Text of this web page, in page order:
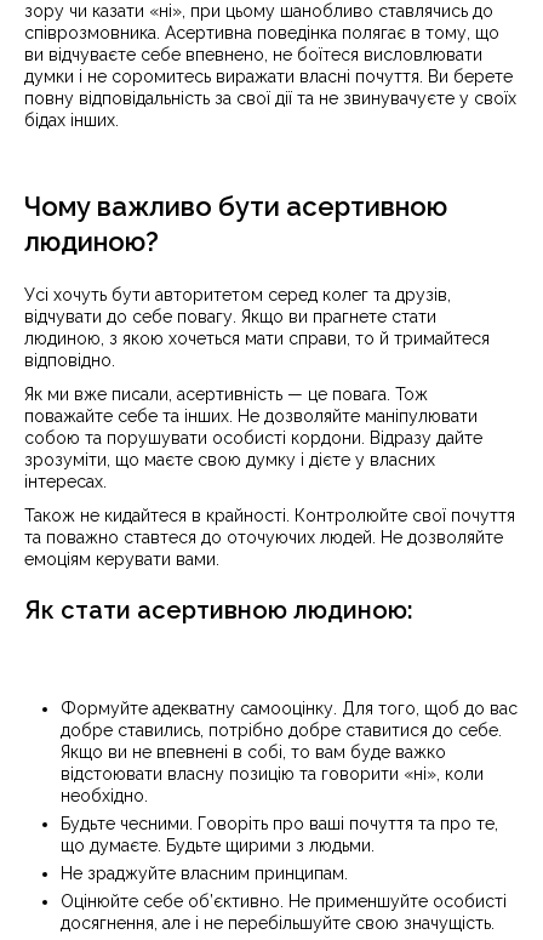
зору чи казати «ні», при цьому шанобливо ставлячись до
співрозмовника. Асертивна поведінка полягає в тому, що
ви відчуваєте себе впевнено, не боїтеся висловлювати
думки і не соромитесь виражати власні почуття. Ви берете
повну відповідальність за свої дії та не звинувачуєте у своїх
бідах інших.
Чому важливо бути асертивною
людиною?
Усі хочуть бути авторитетом серед колег та друзів,
відчувати до себе повагу. Якщо ви прагнете стати
людиною, з якою хочеться мати справи, то й тримайтеся
відповідно.
Як ми вже писали, асертивність — це повага. Тож
поважайте себе та інших. Не дозволяйте маніпулювати
собою та порушувати особисті кордони. Відразу дайте
зрозуміти, що маєте свою думку і дієте у власних
інтересах.
Також не кидайтеся в крайності. Контролюйте свої почуття
та поважно ставтеся до оточуючих людей. Не дозволяйте
емоціям керувати вами.
Як стати асертивною людиною:
Формуйте адекватну самооцінку. Для того, щоб до вас
добре ставились, потрібно добре ставитися до себе.
Якщо ви не впевнені в собі, то вам буде важко
відстоювати власну позицію та говорити «ні», коли
необхідно.
Будьте чесними. Говоріть про ваші почуття та про те,
що думаєте. Будьте щирими з людьми.
Не зраджуйте власним принципам.
Оцінюйте себе об’єктивно. Не применшуйте особисті
досягнення, але і не перебільшуйте свою значущість.